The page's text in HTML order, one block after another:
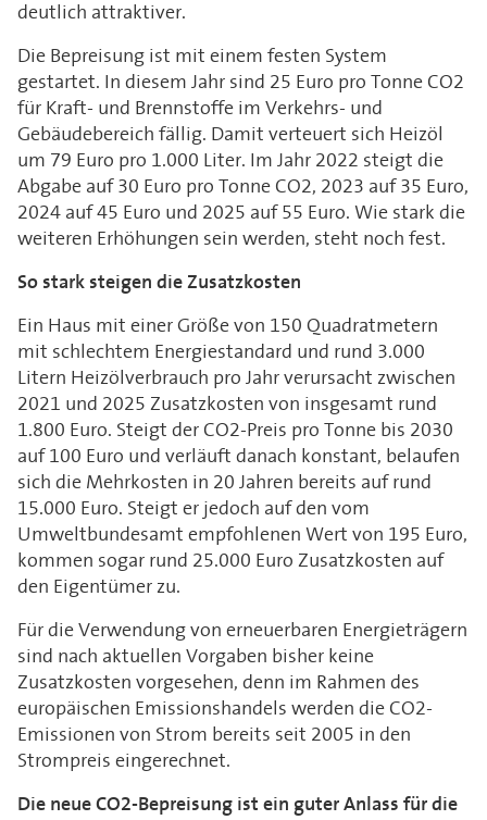
deutlich attraktiver.
Die Bepreisung ist mit einem festen System
gestartet. In diesem Jahr sind 25 Euro pro Tonne CO2
für Kraft- und Brennstoffe im Verkehrs- und
Gebäudebereich fällig. Damit verteuert sich Heizöl
um 79 Euro pro 1.000 Liter. Im Jahr 2022 steigt die
Abgabe auf 30 Euro pro Tonne CO2, 2023 auf 35 Euro,
2024 auf 45 Euro und 2025 auf 55 Euro. Wie stark die
weiteren Erhöhungen sein werden, steht noch fest.
So stark steigen die Zusatzkosten
Ein Haus mit einer Größe von 150 Quadratmetern
mit schlechtem Energiestandard und rund 3.000
Litern Heizölverbrauch pro Jahr verursacht zwischen
2021 und 2025 Zusatzkosten von insgesamt rund
1.800 Euro. Steigt der CO2-Preis pro Tonne bis 2030
auf 100 Euro und verläuft danach konstant, belaufen
sich die Mehrkosten in 20 Jahren bereits auf rund
15.000 Euro. Steigt er jedoch auf den vom
Umweltbundesamt empfohlenen Wert von 195 Euro,
kommen sogar rund 25.000 Euro Zusatzkosten auf
den Eigentümer zu.
Für die Verwendung von erneuerbaren Energieträgern
sind nach aktuellen Vorgaben bisher keine
Zusatzkosten vorgesehen, denn im Rahmen des
europäischen Emissionshandels werden die CO2-
Emissionen von Strom bereits seit 2005 in den
Strompreis eingerechnet.
Die neue CO2-Bepreisung ist ein guter Anlass für die